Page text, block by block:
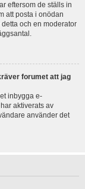
eftersom de ställs in
att posta i onödan
och en moderator
forumet att jag
inbygga e-
aktiverats av
använder det